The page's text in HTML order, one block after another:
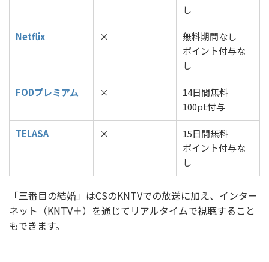
し
Netflix ×
無料期間なし
ポイント付与な
し
FODプレミアム ×
14日間無料
100pt付与
TELASA ×
15日間無料
ポイント付与な
し
「三番目の結婚」はCSのKNTVでの放送に加え、インター
ネット（KNTV＋）を通じてリアルタイムで視聴すること
もできます。